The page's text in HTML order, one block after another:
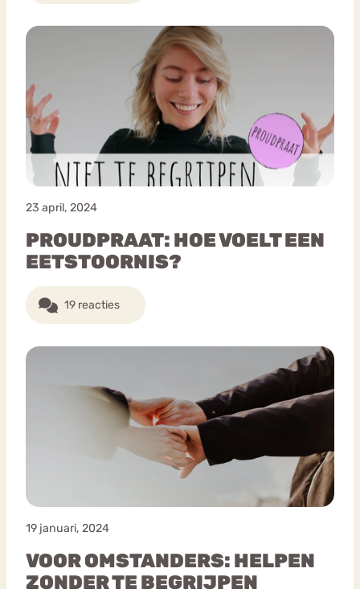
23 april, 2024
PROUDPRAAT: HOE VOELT EEN
EETSTOORNIS?
19 reacties
19 januari, 2024
VOOR OMSTANDERS: HELPEN
ZONDER TE BEGRIJPEN